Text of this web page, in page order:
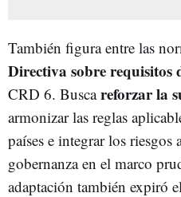
También figura entre las
Directiva sobre requisitos
CRD 6. Buscareforzar la
armonizar las reglas
países e integrar los riesgos
gobernanza en el marco
adaptación también expiró